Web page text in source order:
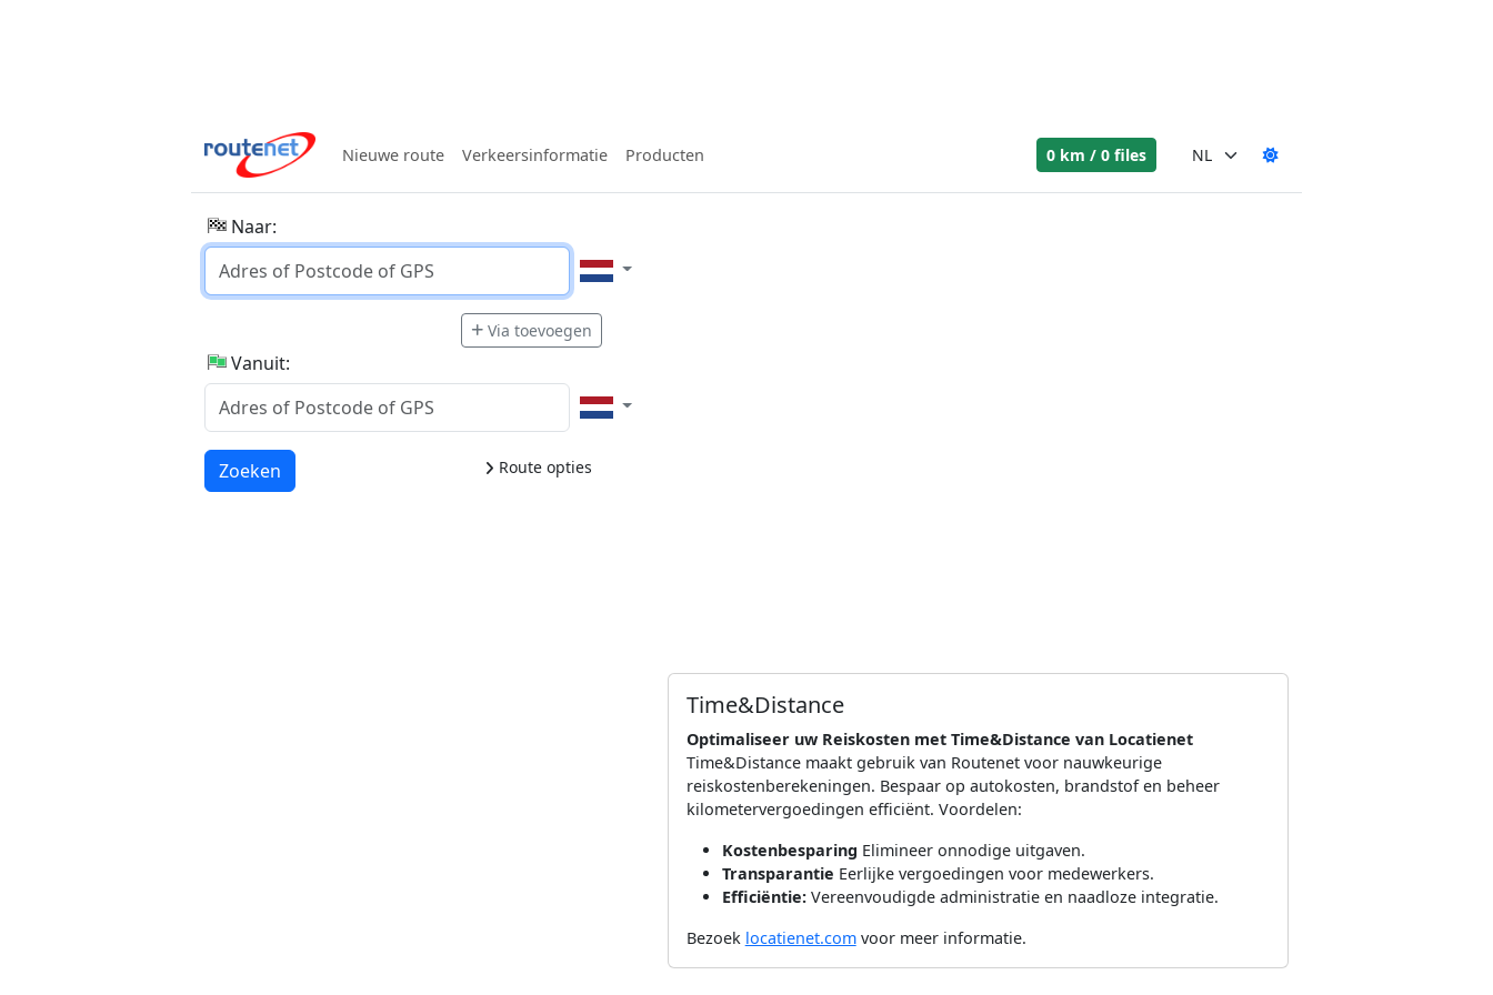
Nieuwe route Verkeersinformatie Producten 0 km / 0 files
Naar:
Via toevoegen
Vanuit:
Route opties
Laden...
Zoeken
Time&Distance
Optimaliseer uw Reiskosten met Time&Distance van Locatienet
Time&Distance maakt gebruik van Routenet voor nauwkeurige
reiskostenberekeningen. Bespaar op autokosten, brandstof en beheer
kilometervergoedingen efficiënt. Voordelen:
Kostenbesparing Elimineer onnodige uitgaven.
Transparantie Eerlijke vergoedingen voor medewerkers.
Efficiëntie:Vereenvoudigde administratie en naadloze integratie.
Bezoek locatienet.comvoor meer informatie.